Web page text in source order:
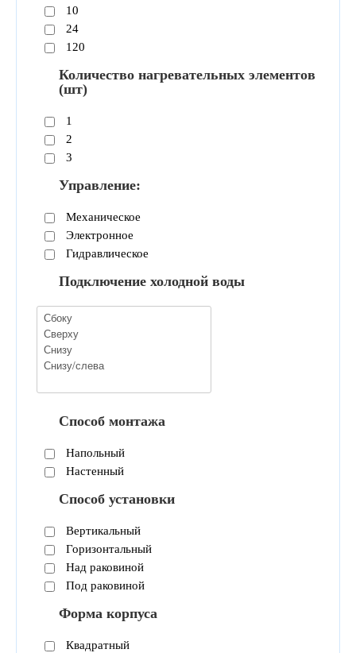
10
24
120
Количество нагревательных элементов
(шт)
1
2
3
Управление:
Механическое
Электронное
Гидравлическое
Подключение холодной воды
Способ монтажа
Напольный
Настенный
Способ установки
Вертикальный
Горизонтальный
Над раковиной
Под раковиной
Форма корпуса
Квадратный